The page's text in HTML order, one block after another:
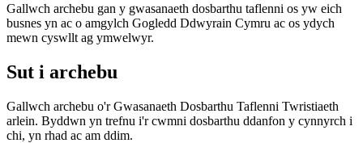
Gallwch archebu gan y gwasanaeth dosbarthu taflenni os yw eich
busnes yn ac o amgylch Gogledd Ddwyrain Cymru ac os ydych
mewn cyswllt ag ymwelwyr.
Sut i archebu
Gallwch archebu o'r Gwasanaeth Dosbarthu Taflenni Twristiaeth
arlein. Byddwn yn trefnu i'r cwmni dosbarthu ddanfon y cynnyrch i
chi, yn rhad ac am ddim.